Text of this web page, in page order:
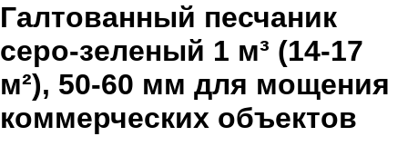
Галтованный песчаник
серо-зеленый 1 м³ (14-17
м²), 50-60 мм для мощения
коммерческих объектов